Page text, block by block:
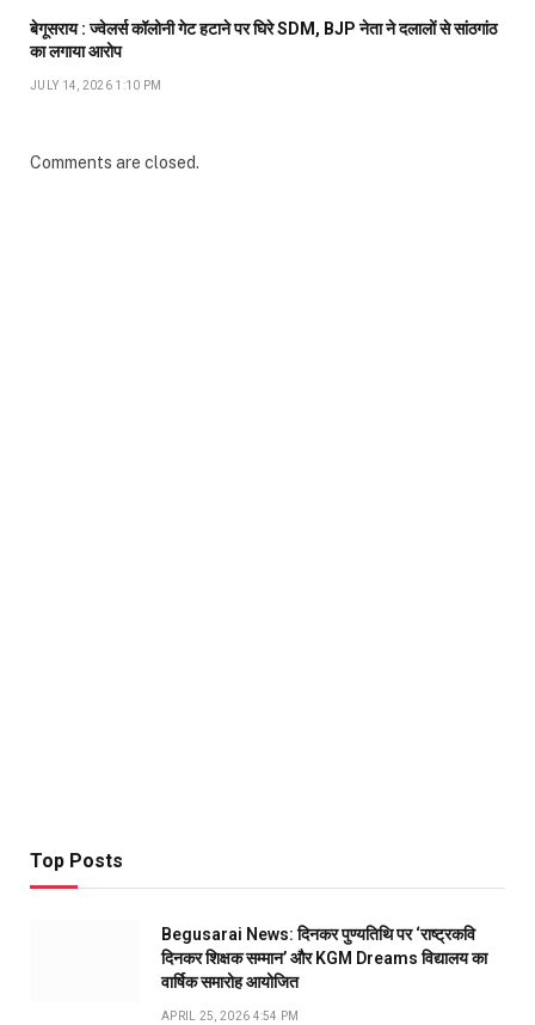
बेगूसराय : ज्वेलर्स कॉलोनी गेट हटाने पर घिरे SDM, BJP नेता ने दलालों से सांठगांठ
का लगाया आरोप
JULY 14, 2026 1:10 PM
Comments are closed.
Top Posts
Begusarai News: दिनकर पुण्यतिथि पर ‘राष्ट्रकवि
दिनकर शिक्षक सम्मान’ और KGM Dreams विद्यालय का
वार्षिक समारोह आयोजित
APRIL 25, 2026 4:54 PM